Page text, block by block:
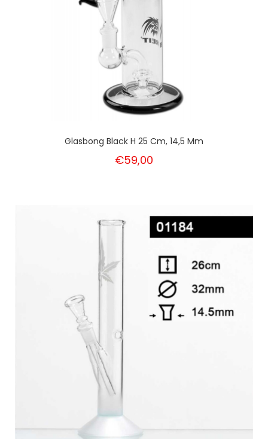
Glasbong Black H 25 Cm, 14,5 Mm
€59,00